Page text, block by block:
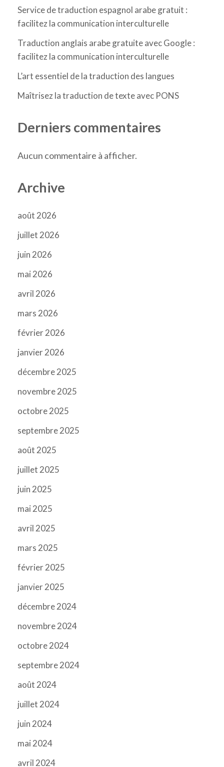
Service de traduction espagnol arabe gratuit :
facilitez la communication interculturelle
Traduction anglais arabe gratuite avec Google :
facilitez la communication interculturelle
L’art essentiel de la traduction des langues
Maîtrisez la traduction de texte avec PONS
Derniers commentaires
Aucun commentaire à afficher.
Archive
août 2026
juillet 2026
juin 2026
mai 2026
avril 2026
mars 2026
février 2026
janvier 2026
décembre 2025
novembre 2025
octobre 2025
septembre 2025
août 2025
juillet 2025
juin 2025
mai 2025
avril 2025
mars 2025
février 2025
janvier 2025
décembre 2024
novembre 2024
octobre 2024
septembre 2024
août 2024
juillet 2024
juin 2024
mai 2024
avril 2024